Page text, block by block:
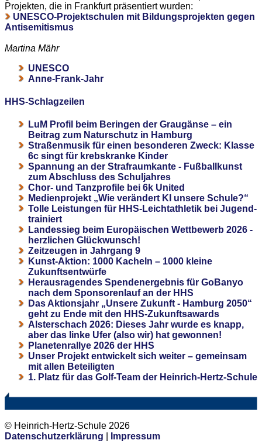
Projekten, die in Frankfurt präsentiert wurden:
UNESCO-Projektschulen mit Bildungsprojekten gegen
Antisemitismus
Martina Mähr
UNESCO
Anne-Frank-Jahr
HHS-Schlagzeilen
LuM Profil beim Beringen der Graugänse – ein
Beitrag zum Naturschutz in Hamburg
Straßenmusik für einen besonderen Zweck: Klasse
6c singt für krebskranke Kinder
Spannung an der Strafraumkante - Fußballkunst
zum Abschluss des Schuljahres
Chor- und Tanzprofile bei 6k United
Medienprojekt „Wie verändert KI unsere Schule?“
Tolle Leistungen für HHS-Leichtathletik bei Jugend-
trainiert
Landessieg beim Europäischen Wettbewerb 2026 -
herzlichen Glückwunsch!
Zeitzeugen in Jahrgang 9
Kunst-Aktion: 1000 Kacheln – 1000 kleine
Zukunftsentwürfe
Herausragendes Spendenergebnis für GoBanyo
nach dem Sponsorenlauf an der HHS
Das Aktionsjahr „Unsere Zukunft - Hamburg 2050“
geht zu Ende mit den HHS-Zukunftsawards
Alsterschach 2026: Dieses Jahr wurde es knapp,
aber das linke Ufer (also wir) hat gewonnen!
Planetenrallye 2026 der HHS
Unser Projekt entwickelt sich weiter – gemeinsam
mit allen Beteiligten
1. Platz für das Golf-Team der Heinrich-Hertz-Schule
© Heinrich-Hertz-Schule 2026
Datenschutzerklärung
Impressum